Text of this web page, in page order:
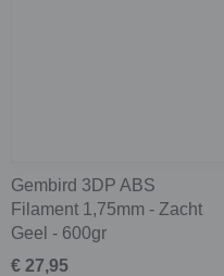
Gembird 3DP ABS
Filament 1,75mm - Zacht
Geel - 600gr
€ 27,95